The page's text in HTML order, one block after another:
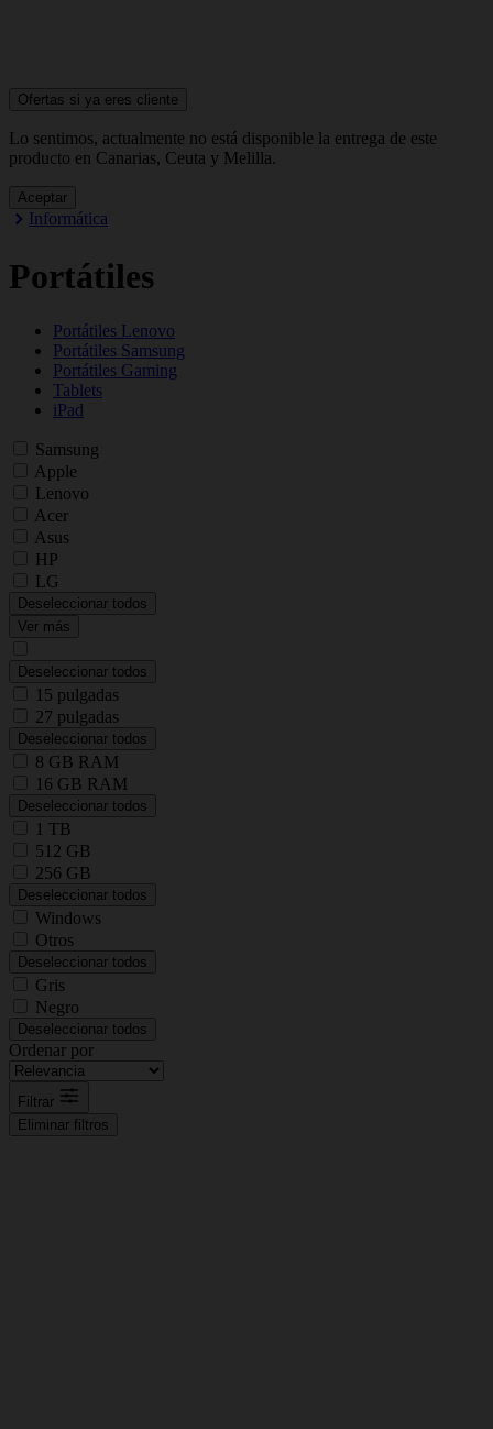
Ofertas si ya eres cliente
Lo sentimos, actualmente no está disponible la entrega de este
producto en Canarias, Ceuta y Melilla.
Aceptar
Informática
Portátiles
Portátiles Lenovo
Portátiles Samsung
Portátiles Gaming
Tablets
iPad
Samsung
Apple
Lenovo
Acer
Asus
HP
LG
Deseleccionar todos
Ver más
Deseleccionar todos
15 pulgadas
27 pulgadas
Deseleccionar todos
8 GB RAM
16 GB RAM
Deseleccionar todos
1 TB
512 GB
256 GB
Deseleccionar todos
Windows
Otros
Deseleccionar todos
Gris
Negro
Deseleccionar todos
Ordenar por
Filtrar
Eliminar filtros